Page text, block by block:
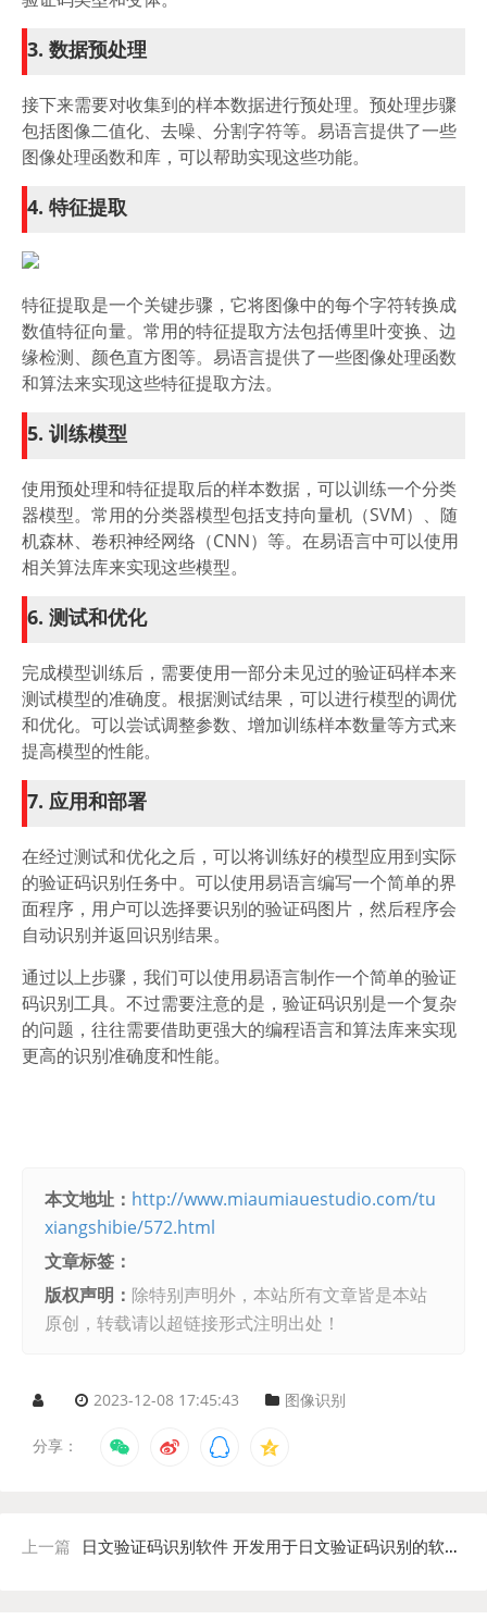
3. 数据预处理
接下来需要对收集到的样本数据进行预处理。预处理步骤
包括图像二值化、去噪、分割字符等。易语言提供了一些
图像处理函数和库，可以帮助实现这些功能。
4. 特征提取
特征提取是一个关键步骤，它将图像中的每个字符转换成
数值特征向量。常用的特征提取方法包括傅里叶变换、边
缘检测、颜色直方图等。易语言提供了一些图像处理函数
和算法来实现这些特征提取方法。
5. 训练模型
使用预处理和特征提取后的样本数据，可以训练一个分类
器模型。常用的分类器模型包括支持向量机（SVM）、随
机森林、卷积神经网络（CNN）等。在易语言中可以使用
相关算法库来实现这些模型。
6. 测试和优化
完成模型训练后，需要使用一部分未见过的验证码样本来
测试模型的准确度。根据测试结果，可以进行模型的调优
和优化。可以尝试调整参数、增加训练样本数量等方式来
提高模型的性能。
7. 应用和部署
在经过测试和优化之后，可以将训练好的模型应用到实际
的验证码识别任务中。可以使用易语言编写一个简单的界
面程序，用户可以选择要识别的验证码图片，然后程序会
自动识别并返回识别结果。
通过以上步骤，我们可以使用易语言制作一个简单的验证
码识别工具。不过需要注意的是，验证码识别是一个复杂
的问题，往往需要借助更强大的编程语言和算法库来实现
更高的识别准确度和性能。
本文地址： http://www.miaumiauestudio.com/tu
xiangshibie/572.html
文章标签：
版权声明： 除特别声明外，本站所有文章皆是本站
原创，转载请以超链接形式注明出处！
2023-12-08 17:45:43 图像识别
分享：
上一篇 日文验证码识别软件 开发用于日文验证码识别的软件工具